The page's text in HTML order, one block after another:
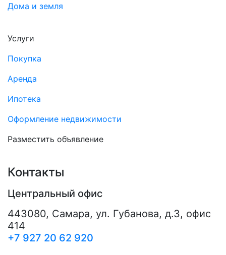
Дома и земля
Услуги
Покупка
Аренда
Ипотека
Оформление недвижимости
Разместить объявление
Контакты
Центральный офис
443080, Самара, ул. Губанова, д.3, офис
414
+7 927 20 62 920